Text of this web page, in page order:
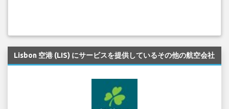
Lisbon 空港 (LIS) にサービスを提供しているその他の航空会社